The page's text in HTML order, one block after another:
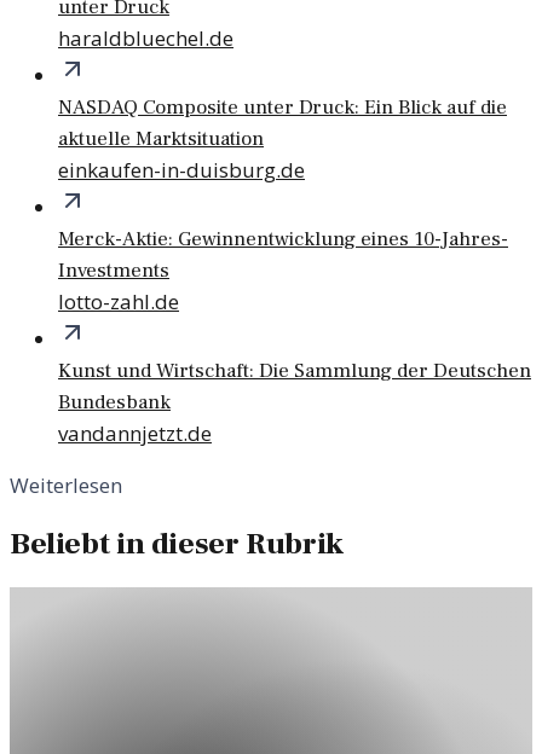
unter Druck
haraldbluechel.de
NASDAQ Composite unter Druck: Ein Blick auf die
aktuelle Marktsituation
einkaufen-in-duisburg.de
Merck-Aktie: Gewinnentwicklung eines 10-Jahres-
Investments
lotto-zahl.de
Kunst und Wirtschaft: Die Sammlung der Deutschen
Bundesbank
vandannjetzt.de
Weiterlesen
Beliebt in dieser Rubrik